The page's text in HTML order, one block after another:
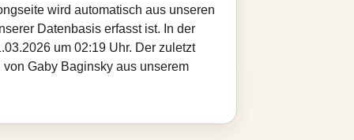
wird automatisch aus unseren
Datenbasis erfasst ist. In der
um 02:19 Uhr. Der zuletzt
Gaby Baginsky aus unserem